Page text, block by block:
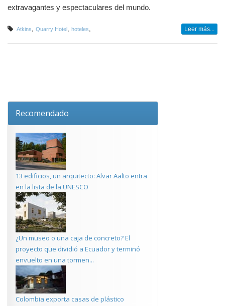
extravagantes y espectaculares del mundo.
Atkins Quarry Hotel hoteles Leer más...
Recomendado
13 edificios, un arquitecto: Alvar Aalto entra
en la lista de la UNESCO
¿Un museo o una caja de concreto? El
proyecto que dividió a Ecuador y terminó
envuelto en una tormen...
Colombia exporta casas de plástico